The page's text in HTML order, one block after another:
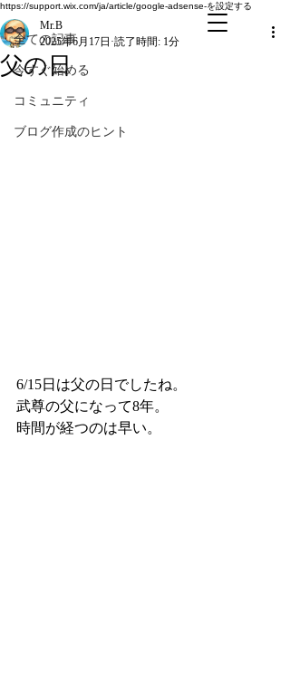
https://support.wix.com/ja/article/google-adsense-を設定する
全ての記事
今すぐ始める
コミュニティ
ブログ作成のヒント
父の日
Mr.B
2025年6月17日 読了時間: 1分
6/15日は父の日でしたね。
武尊の父になって8年。
時間が経つのは早い。